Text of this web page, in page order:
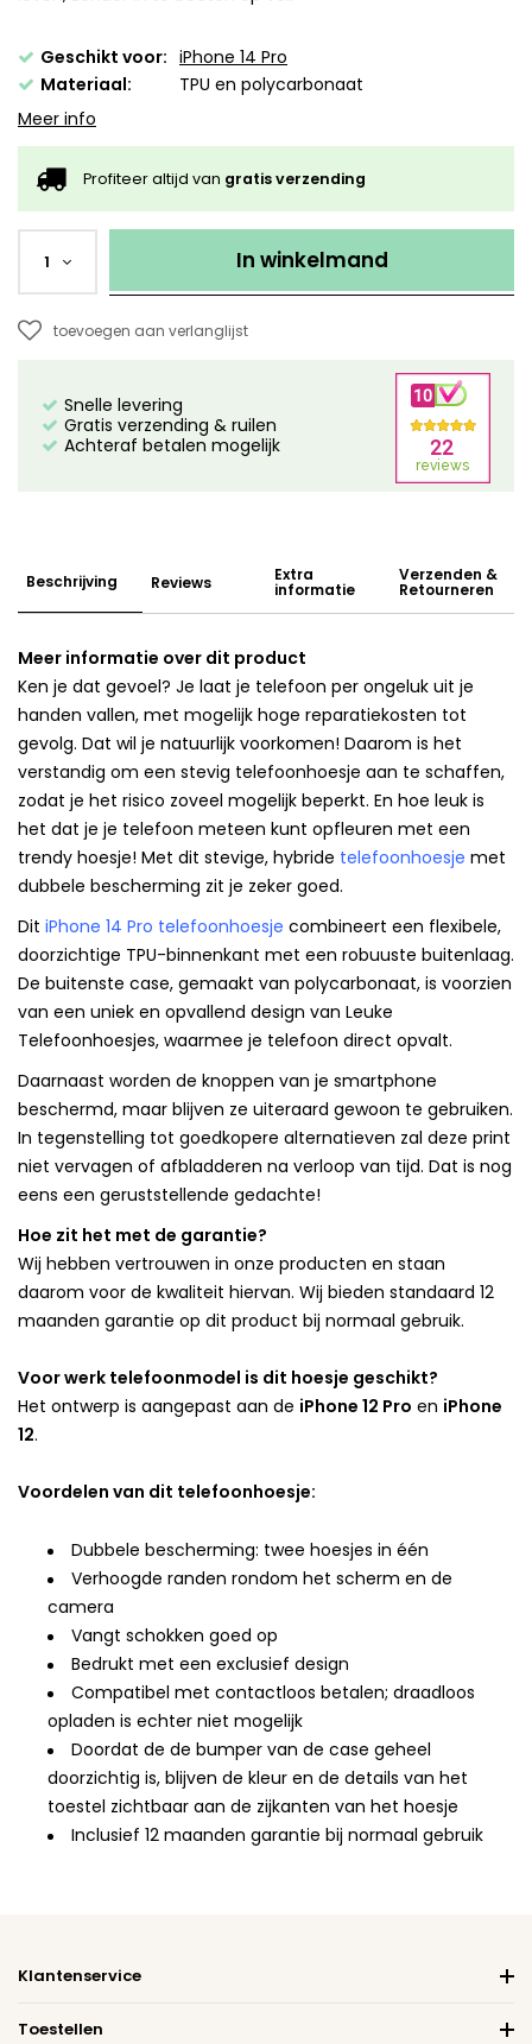
Geschikt voor: iPhone 14 Pro
Materiaal:
TPU en polycarbonaat
Meer info
Profiteer altijd van gratis verzending
1 In winkelmand
toevoegen aan verlanglijst
Snelle levering
Gratis verzending & ruilen
Achteraf betalen mogelijk
Beschrijving Reviews Extra
informatie
Verzenden &
Retourneren
Meer informatie over dit product
Ken je dat gevoel? Je laat je telefoon per ongeluk uit je
handen vallen, met mogelijk hoge reparatiekosten tot
gevolg. Dat wil je natuurlijk voorkomen! Daarom is het
verstandig om een stevig telefoonhoesje aan te schaffen,
zodat je het risico zoveel mogelijk beperkt. En hoe leuk is
het dat je je telefoon meteen kunt opfleuren met een
trendy hoesje! Met dit stevige, hybride telefoonhoesje met
dubbele bescherming zit je zeker goed.
Dit iPhone 14 Pro telefoonhoesje combineert een flexibele,
doorzichtige TPU-binnenkant met een robuuste buitenlaag.
De buitenste case, gemaakt van polycarbonaat, is voorzien
van een uniek en opvallend design van Leuke
Telefoonhoesjes, waarmee je telefoon direct opvalt.
Daarnaast worden de knoppen van je smartphone
beschermd, maar blijven ze uiteraard gewoon te gebruiken.
In tegenstelling tot goedkopere alternatieven zal deze print
niet vervagen of afbladderen na verloop van tijd. Dat is nog
eens een geruststellende gedachte!
Hoe zit het met de garantie?
Wij hebben vertrouwen in onze producten en staan
daarom voor de kwaliteit hiervan. Wij bieden standaard 12
maanden garantie op dit product bij normaal gebruik.
Voor werk telefoonmodel is dit hoesje geschikt?
Het ontwerp is aangepast aan de iPhone 12 Pro en iPhone
12.
Voordelen van dit telefoonhoesje:
Dubbele bescherming: twee hoesjes in één
Verhoogde randen rondom het scherm en de
camera
Vangt schokken goed op
Bedrukt met een exclusief design
Compatibel met contactloos betalen; draadloos
opladen is echter niet mogelijk
Doordat de de bumper van de case geheel
doorzichtig is, blijven de kleur en de details van het
toestel zichtbaar aan de zijkanten van het hoesje
Inclusief 12 maanden garantie bij normaal gebruik
Klantenservice
Toestellen